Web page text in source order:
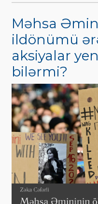
Məhsa
ildönümü
aksiyalar
bilərmi?